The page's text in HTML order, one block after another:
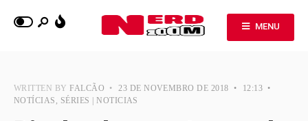
MENU
WRITTEN BYFALCÃO • 23 DE NOVEMBRO DE 2018 • 12:13 •
NOTÍCIAS , SÉRIES | NOTICIAS